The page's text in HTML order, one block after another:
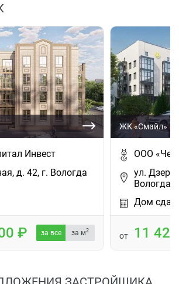
Инвест
д. 42, г. Вологда
за все за м2
ЖК «Смайл»
ООО
ул.
Вологда
Дом сдан
от 11